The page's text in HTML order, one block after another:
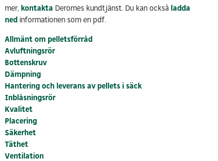
mer, kontakta Deromes kundtjänst. Du kan också ladda
ned informationen som en pdf.
Allmänt om pelletsförråd
Avluftningsrör
Bottenskruv
Dämpning
Hantering och leverans av pellets i säck
Inblåsningsrör
Kvalitet
Placering
Säkerhet
Täthet
Ventilation